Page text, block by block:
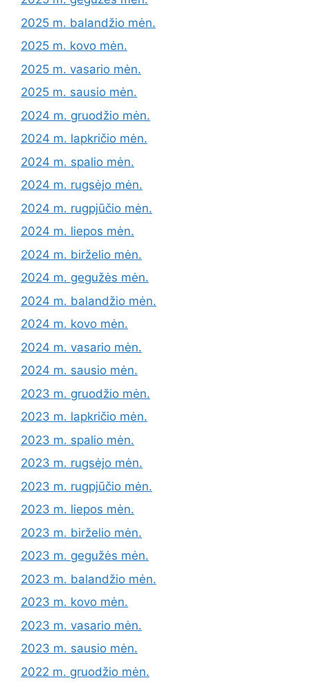
2025 m. balandžio mėn.
2025 m. kovo mėn.
2025 m. vasario mėn.
2025 m. sausio mėn.
2024 m. gruodžio mėn.
2024 m. lapkričio mėn.
2024 m. spalio mėn.
2024 m. rugsėjo mėn.
2024 m. rugpjūčio mėn.
2024 m. liepos mėn.
2024 m. birželio mėn.
2024 m. gegužės mėn.
2024 m. balandžio mėn.
2024 m. kovo mėn.
2024 m. vasario mėn.
2024 m. sausio mėn.
2023 m. gruodžio mėn.
2023 m. lapkričio mėn.
2023 m. spalio mėn.
2023 m. rugsėjo mėn.
2023 m. rugpjūčio mėn.
2023 m. liepos mėn.
2023 m. birželio mėn.
2023 m. gegužės mėn.
2023 m. balandžio mėn.
2023 m. kovo mėn.
2023 m. vasario mėn.
2023 m. sausio mėn.
2022 m. gruodžio mėn.